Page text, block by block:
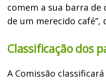
comem a sua barra
de um merecido café”,
Classificação dos
A Comissão